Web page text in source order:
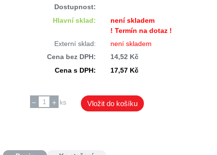
Dostupnost:
Hlavní sklad:
není skladem
! Termín na dotaz !
Externí sklad:
není skladem
Cena bez DPH:
14,52 Kč
Cena s DPH:
17,57 Kč
ks Vložit do košíku